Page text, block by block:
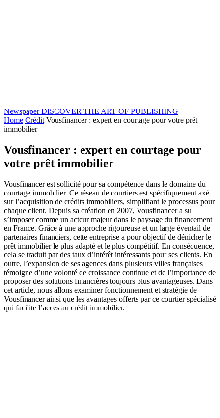
Newspaper DISCOVER THE ART OF PUBLISHING
Home Crédit Vousfinancer : expert en courtage pour votre prêt
immobilier
Vousfinancer : expert en courtage pour
votre prêt immobilier
Vousfinancer est sollicité pour sa compétence dans le domaine du
courtage immobilier. Ce réseau de courtiers est spécifiquement axé
sur l’acquisition de crédits immobiliers, simplifiant le processus pour
chaque client. Depuis sa création en 2007, Vousfinancer a su
s’imposer comme un acteur majeur dans le paysage du financement
en France. Grâce à une approche rigoureuse et un large éventail de
partenaires financiers, cette entreprise a pour objectif de dénicher le
prêt immobilier le plus adapté et le plus compétitif. En conséquence,
cela se traduit par des taux d’intérêt intéressants pour ses clients. En
outre, l’expansion de ses agences dans plusieurs villes françaises
témoigne d’une volonté de croissance continue et de l’importance de
proposer des solutions financières toujours plus avantageuses. Dans
cet article, nous allons examiner fonctionnement et stratégie de
Vousfinancer ainsi que les avantages offerts par ce courtier spécialisé
qui facilite l’accès au crédit immobilier.